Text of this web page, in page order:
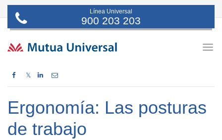
Línea Universal
900 203 203
𝕏
Ergonomía: Las posturas
de trabajo